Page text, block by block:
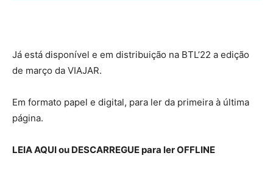
Já está disponível e em distribuição na BTL’22 a edição
de março da VIAJAR.
Em formato papel e digital, para ler da primeira à última
página.
LEIA AQUI ou DESCARREGUE para ler OFFLINE